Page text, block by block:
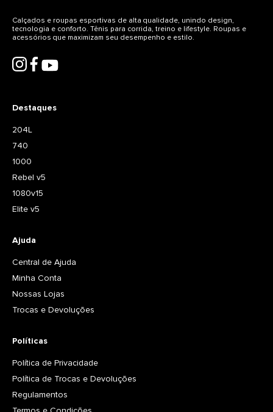
Destaques
204L
740
1000
Rebel v5
1080v15
Elite v5
Ajuda
Central de Ajuda
Minha Conta
Nossas Lojas
Trocas e Devoluções
Políticas
Política de Privacidade
Política de Trocas e Devoluções
Regulamentos
Calçados e roupas esportivas de alta qualidade, unindo design,
tecnologia e conforto. Tênis para corrida, treino e lifestyle. Roupas e
acessórios que maximizam seu desempenho e estilo.